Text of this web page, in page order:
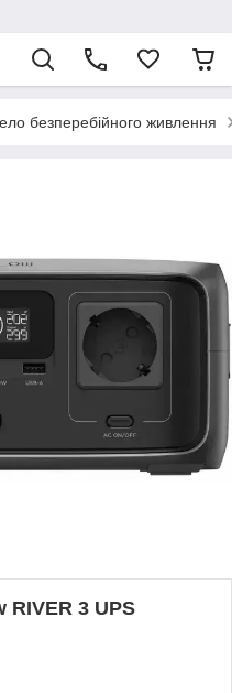
безперебійного живлення
RIVER 3 UPS